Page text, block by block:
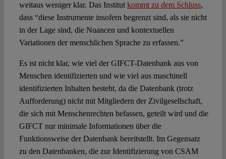
weitaus weniger klar. Das Institut kommt zu dem Schluss,
dass “diese Instrumente insofern begrenzt sind, als sie nicht
in der Lage sind, die Nuancen und kontextuellen
Variationen der menschlichen Sprache zu erfassen.”
Es ist nicht klar, wie viel der GIFCT-Datenbank aus von
Menschen identifizierten und wie viel aus maschinell
identifizierten Inhalten besteht, da die Datenbank (trotz
Aufforderung) nicht mit Mitgliedern der Zivilgesellschaft,
die sich mit Menschenrechten befassen, geteilt wird und die
GIFCT nur minimale Informationen über die
Funktionsweise der Datenbank bereitstellt. Im Gegensatz
zu den Datenbanken, die zur Identifizierung von CSAM